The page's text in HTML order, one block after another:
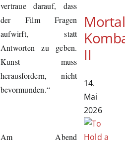
vertraue darauf, dass
der Film Fragen
aufwirft, statt
Antworten zu geben.
Kunst muss
herausfordern, nicht
bevormunden.“
Am Abend
Mortal
II
14.
Mai
2026